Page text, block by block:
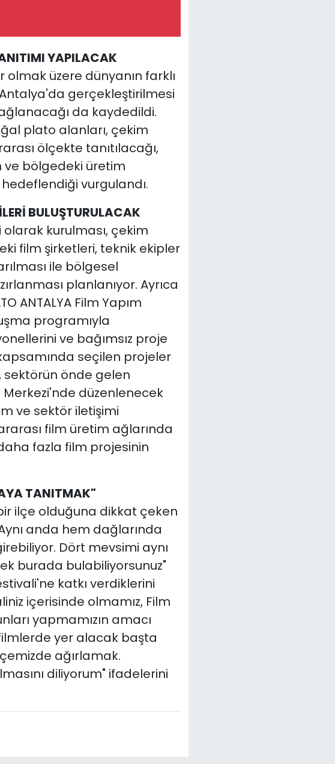
YAPILACAK
üzere dünyanın farklı
gerçekleştirilmesi
da kaydedildi.
plato alanları, çekim
ölçekte tanıtılacağı,
ve bölgedeki üretim
vurgulandı.
BULUŞTURULACAK
kurulması, çekim
film şirketleri, teknik ekipler
ile bölgesel
planlanıyor. Ayrıca
ANTALYA Film Yapım
programıyla
ve bağımsız proje
seçilen projeler
sektörün önde gelen
Merkezi'nde düzenlenecek
ve sektör iletişimi
film üretim ağlarında
fazla film projesinin
TANITMAK"
ilçe olduğuna dikkat çeken
anda hem dağlarında
Dört mevsimi aynı
burada bulabiliyorsunuz"
katkı verdiklerini
içerisinde olmamız, Film
yapmamızın amacı
yer alacak başta
ağırlamak.
diliyorum" ifadelerini